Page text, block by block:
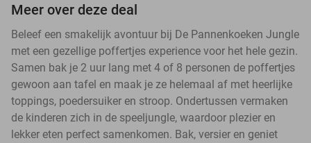
Meer over deze deal
Beleef een smakelijk avontuur bij De Pannenkoeken Jungle
met een gezellige poffertjes experience voor het hele gezin.
Samen bak je 2 uur lang met 4 of 8 personen de poffertjes
gewoon aan tafel en maak je ze helemaal af met heerlijke
toppings, poedersuiker en stroop. Ondertussen vermaken
de kinderen zich in de speeljungle, waardoor plezier en
lekker eten perfect samenkomen. Bak, versier en geniet